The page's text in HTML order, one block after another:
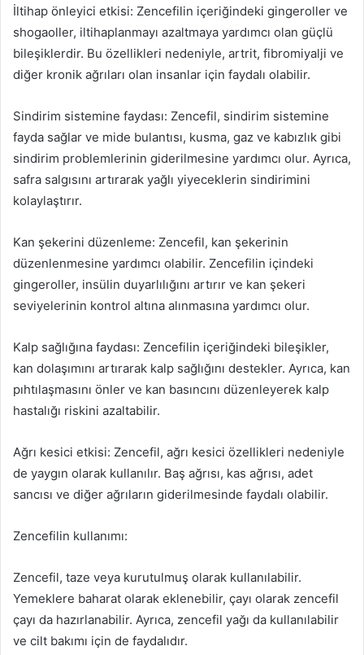
İltihap önleyici etkisi: Zencefilin içeriğindeki gingeroller ve
shogaoller, iltihaplanmayı azaltmaya yardımcı olan güçlü
bileşiklerdir. Bu özellikleri nedeniyle, artrit, fibromiyalji ve
diğer kronik ağrıları olan insanlar için faydalı olabilir.
Sindirim sistemine faydası: Zencefil, sindirim sistemine
fayda sağlar ve mide bulantısı, kusma, gaz ve kabızlık gibi
sindirim problemlerinin giderilmesine yardımcı olur. Ayrıca,
safra salgısını artırarak yağlı yiyeceklerin sindirimini
kolaylaştırır.
Kan şekerini düzenleme: Zencefil, kan şekerinin
düzenlenmesine yardımcı olabilir. Zencefilin içindeki
gingeroller, insülin duyarlılığını artırır ve kan şekeri
seviyelerinin kontrol altına alınmasına yardımcı olur.
Kalp sağlığına faydası: Zencefilin içeriğindeki bileşikler,
kan dolaşımını artırarak kalp sağlığını destekler. Ayrıca, kan
pıhtılaşmasını önler ve kan basıncını düzenleyerek kalp
hastalığı riskini azaltabilir.
Ağrı kesici etkisi: Zencefil, ağrı kesici özellikleri nedeniyle
de yaygın olarak kullanılır. Baş ağrısı, kas ağrısı, adet
sancısı ve diğer ağrıların giderilmesinde faydalı olabilir.
Zencefilin kullanımı:
Zencefil, taze veya kurutulmuş olarak kullanılabilir.
Yemeklere baharat olarak eklenebilir, çayı olarak zencefil
çayı da hazırlanabilir. Ayrıca, zencefil yağı da kullanılabilir
ve cilt bakımı için de faydalıdır.